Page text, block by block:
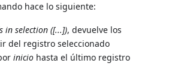
hace lo siguiente:
in selection ([...]), devuelve los
del registro seleccionado
inicio hasta el último registro